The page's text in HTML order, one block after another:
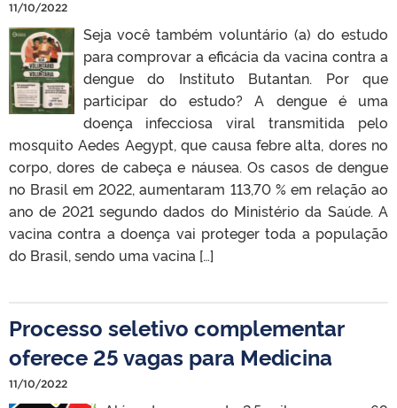
11/10/2022
Seja você também voluntário (a) do estudo
para comprovar a eficácia da vacina contra a
dengue do Instituto Butantan. Por que
participar do estudo? A dengue é uma
doença infecciosa viral transmitida pelo
mosquito Aedes Aegypt, que causa febre alta, dores no
corpo, dores de cabeça e náusea. Os casos de dengue
no Brasil em 2022, aumentaram 113,70 % em relação ao
ano de 2021 segundo dados do Ministério da Saúde. A
vacina contra a doença vai proteger toda a população
do Brasil, sendo uma vacina […]
Processo seletivo complementar
oferece 25 vagas para Medicina
11/10/2022